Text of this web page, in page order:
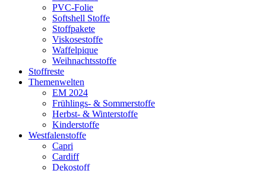
PVC-Folie
Softshell Stoffe
Stoffpakete
Viskosestoffe
Waffelpique
Weihnachtsstoffe
Stoffreste
Themenwelten
EM 2024
Frühlings- & Sommerstoffe
Herbst- & Winterstoffe
Kinderstoffe
Westfalenstoffe
Capri
Cardiff
Dekostoff